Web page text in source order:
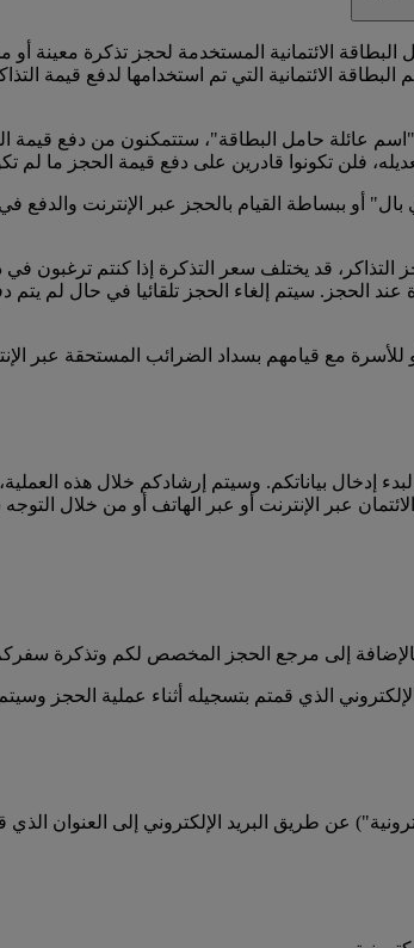
الائتمانية المستخدمة لحجز تذكرة معينة
الائتمانية التي تم استخدامها لدفع قيمة
"اسم عائلة حامل البطاقة"، ستتمكنون من دفع
فلن تكونوا قادرين على دفع قيمة الحجز ما لم
أو ببساطة القيام بالحجز عبر الإنترنت والدفع في
قد يختلف سعر التذكرة إذا كنتم ترغبون
الحجز. سيتم إلغاء الحجز تلقائيا في حال لم يتم
مع قيامهم بسداد الضرائب المستحقة عبر
بياناتكم. وسيتم إرشادكم خلال هذه
عبر الإنترنت أو عبر الهاتف أو من خلال
بالإضافة إلى مرجع الحجز المخصص لكم وتذكرة
الذي قمتم بتسجيله أثناء عملية الحجز
عن طريق البريد الإلكتروني إلى العنوان